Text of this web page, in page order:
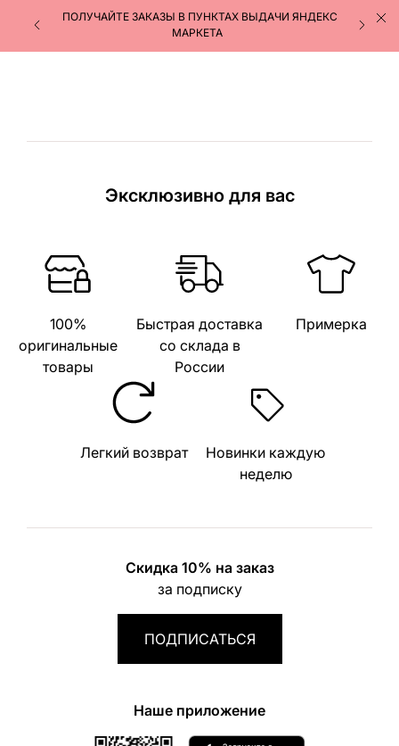
ПОЛУЧАЙТЕ ЗАКАЗЫ В ПУНКТАХ ВЫДАЧИ ЯНДЕКС
МАРКЕТА
Эксклюзивно для вас
100%
оригинальные
товары
Быстрая доставка
со склада в
России
Примерка
Легкий возврат
Новинки каждую
неделю
Скидка 10% на заказ
за подписку
ПОДПИСАТЬСЯ
Наше приложение